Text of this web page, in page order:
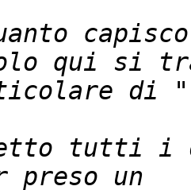
di
tutti i